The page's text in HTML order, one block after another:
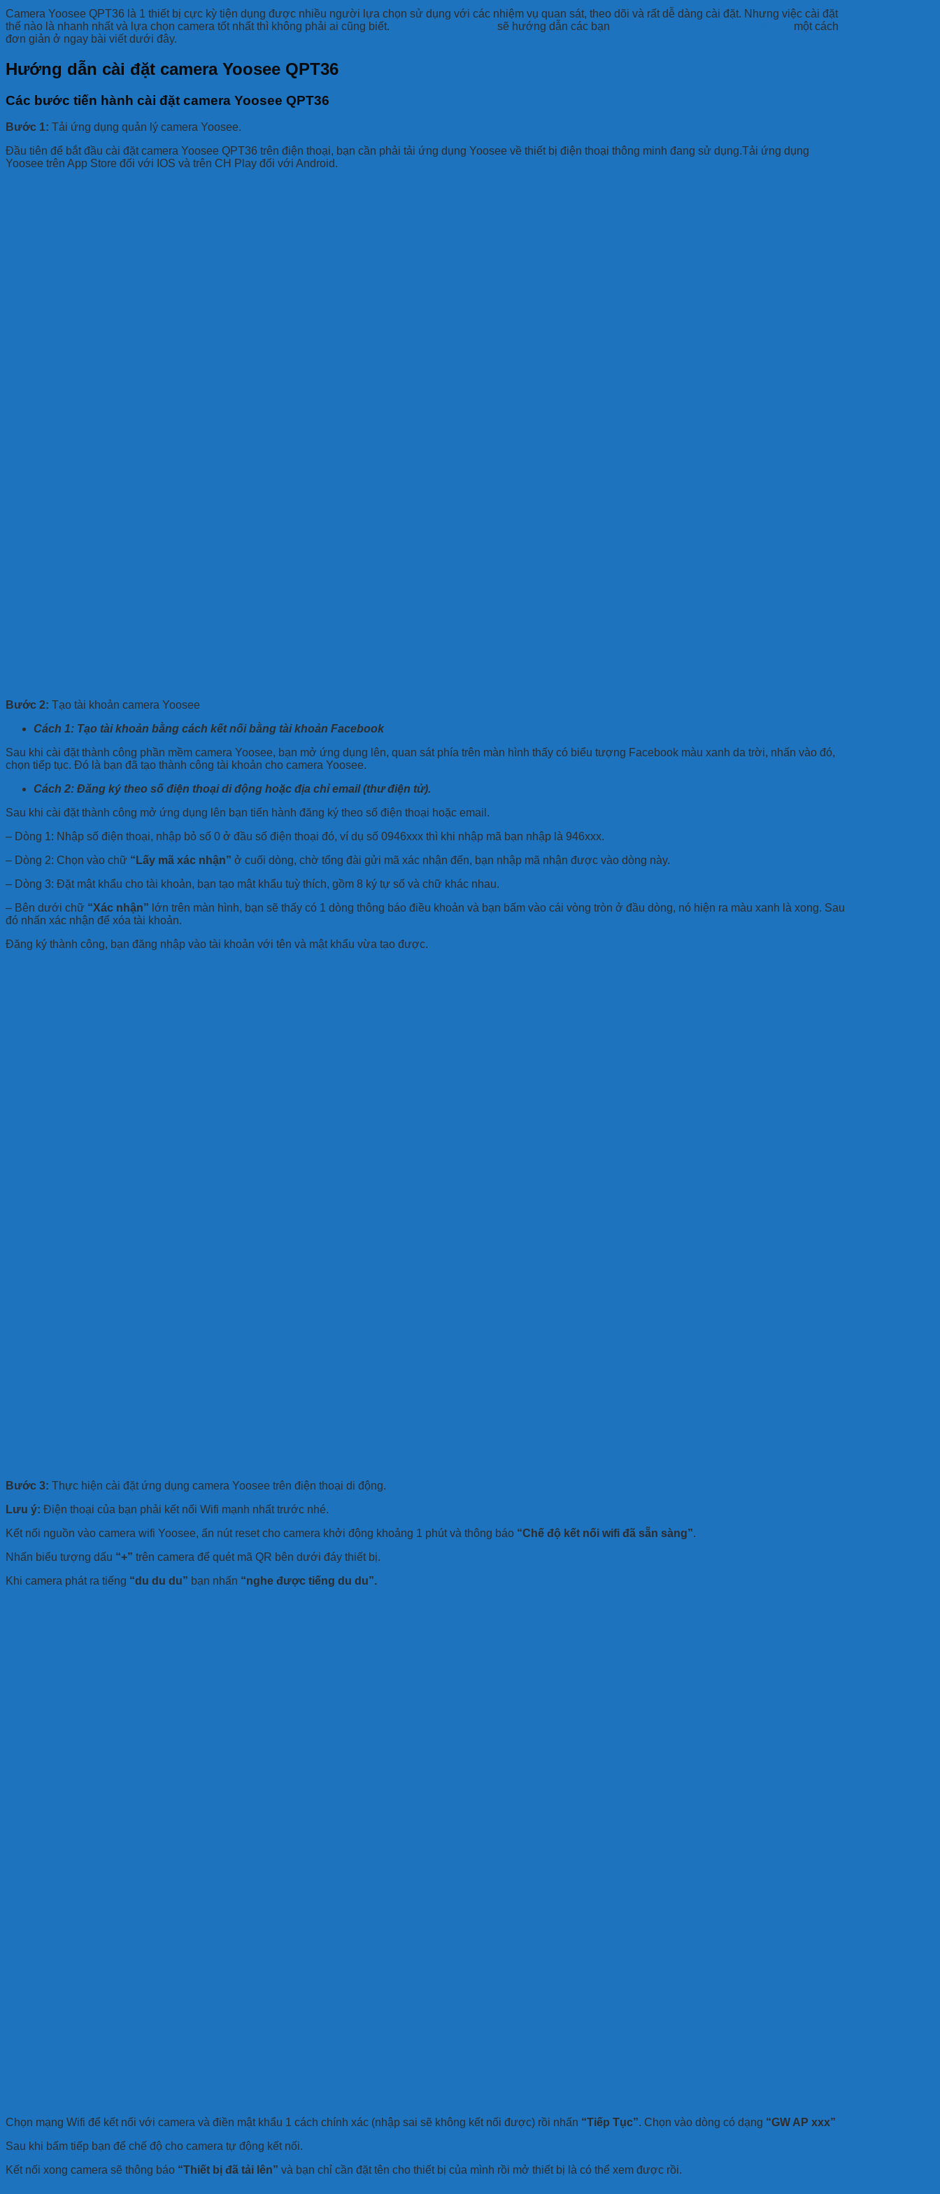
Camera Yoosee QPT36 là 1 thiết bị cực kỳ tiện dụng được nhiều người lựa chọn sử dụng với các nhiệm vụ quan sát, theo dõi và rất dễ dàng cài đặt. Nhưng việc cài đặt
thế nào là nhanh nhất và lựa chọn camera tốt nhất thì không phải ai cũng biết.
sẽ hướng dẫn các bạn
một cách
đơn giản ở ngay bài viết dưới đây.
Hướng dẫn cài đặt camera Yoosee QPT36
Các bước tiến hành cài đặt camera Yoosee QPT36
Bước 1: Tải ứng dụng quản lý camera Yoosee.
Đầu tiên để bắt đầu cài đặt camera Yoosee QPT36 trên điện thoại, bạn cần phải tải ứng dụng Yoosee về thiết bị điện thoại thông minh đang sử dụng.Tải ứng dụng
Yoosee trên App Store đối với IOS và trên CH Play đối với Android.
Bước 2: Tạo tài khoản camera Yoosee
Cách 1: Tạo tài khoản bằng cách kết nối bằng tài khoản Facebook
Sau khi cài đặt thành công phần mềm camera Yoosee, bạn mở ứng dụng lên, quan sát phía trên màn hình thấy có biểu tượng Facebook màu xanh da trời, nhấn vào đó,
chọn tiếp tục. Đó là bạn đã tạo thành công tài khoản cho camera Yoosee.
Cách 2: Đăng ký theo số điện thoại di động hoặc địa chỉ email (thư điện tử).
Sau khi cài đặt thành công mở ứng dụng lên bạn tiến hành đăng ký theo số điện thoại hoặc email.
– Dòng 1: Nhập số điện thoại, nhập bỏ số 0 ở đầu số điện thoại đó, ví dụ số 0946xxx thì khi nhập mã bạn nhập là 946xxx.
– Dòng 2: Chọn vào chữ “Lấy mã xác nhận” ở cuối dòng, chờ tổng đài gửi mã xác nhận đến, bạn nhập mã nhận được vào dòng này.
– Dòng 3: Đặt mật khẩu cho tài khoản, bạn tạo mật khẩu tuỳ thích, gồm 8 ký tự số và chữ khác nhau.
– Bên dưới chữ “Xác nhận” lớn trên màn hình, bạn sẽ thấy có 1 dòng thông báo điều khoản và bạn bấm vào cái vòng tròn ở đầu dòng, nó hiện ra màu xanh là xong. Sau
đó nhấn xác nhận để xóa tài khoản.
Đăng ký thành công, bạn đăng nhập vào tài khoản với tên và mật khẩu vừa tạo được.
Bước 3: Thực hiện cài đặt ứng dụng camera Yoosee trên điện thoại di động.
Lưu ý: Điện thoại của bạn phải kết nối Wifi mạnh nhất trước nhé.
Kết nối nguồn vào camera wifi Yoosee, ấn nút reset cho camera khởi động khoảng 1 phút và thông báo “Chế độ kết nối wifi đã sẵn sàng”.
Nhấn biểu tượng dấu “+” trên camera để quét mã QR bên dưới đáy thiết bị.
Khi camera phát ra tiếng “du du du” bạn nhấn “nghe được tiếng du du”.
Chọn mạng Wifi để kết nối với camera và điền mật khẩu 1 cách chính xác (nhập sai sẽ không kết nối được) rồi nhấn “Tiếp Tục”. Chọn vào dòng có dạng “GW AP xxx”
Sau khi bấm tiếp bạn để chế độ cho camera tự động kết nối.
Kết nối xong camera sẽ thông báo “Thiết bị đã tải lên” và bạn chỉ cần đặt tên cho thiết bị của mình rồi mở thiết bị là có thể xem được rồi.